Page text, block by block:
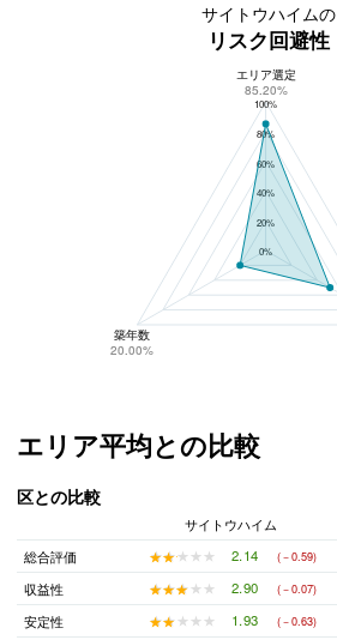
サイトウハイムの
リスク回避性
サイトウハイムのリスク回避性
100%
80%
60%
40%
20%
0%
エリア選定
85.20%
築年数
20.00%
エリア平均との比較
区との比較
サイトウハイム
総合評価
★★★★★
★★★★★ 2.14 (－0.59)
収益性
★★★★★
★★★★★ 2.90 (－0.07)
安定性
★★★★★
★★★★★ 1.93 (－0.63)